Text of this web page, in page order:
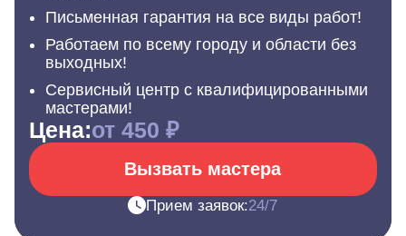
Письменная гарантия на все виды работ!
Работаем по всему городу и области без
выходных!
Сервисный центр с квалифицированными
мастерами!
Цена:от 450 ₽
Вызвать мастера
Прием заявок:24/7